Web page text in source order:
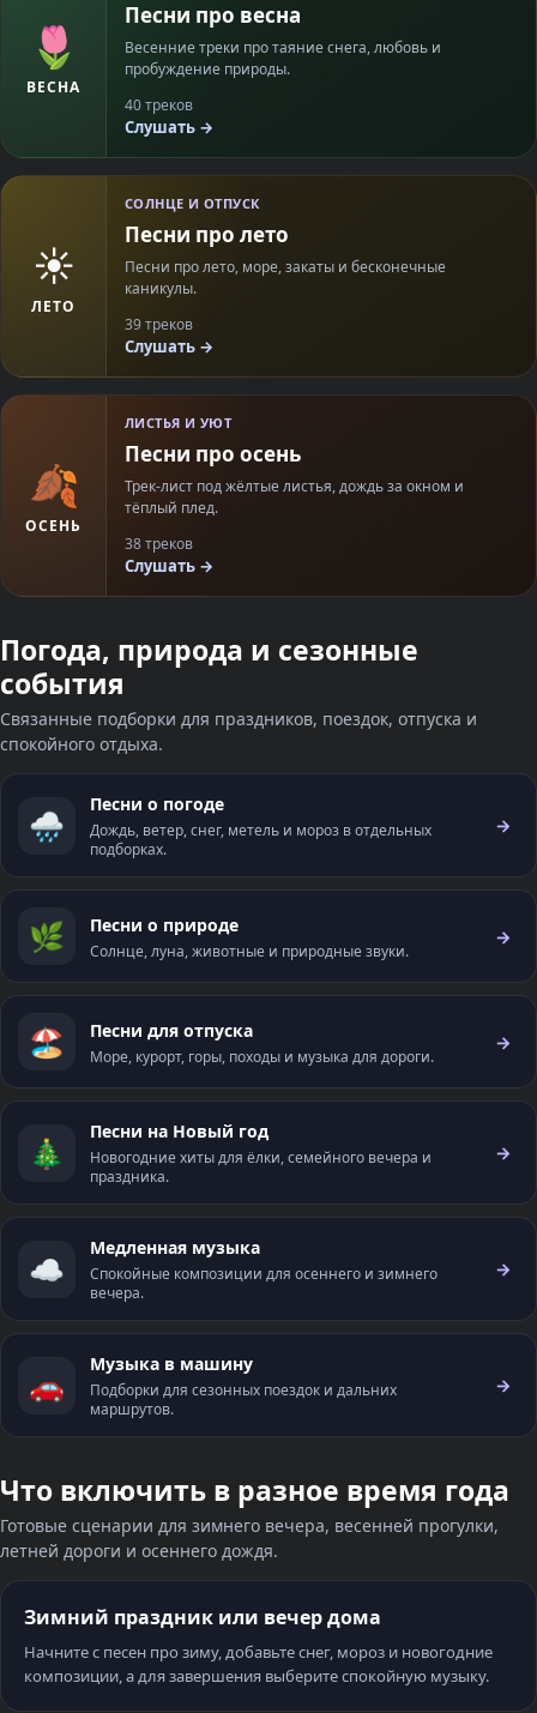
🌷
ВЕСНА
Песни про весна
Весенние треки про таяние снега, любовь и
пробуждение природы.
40 треков
Слушать →
☀️
ЛЕТО
СОЛНЦЕ И ОТПУСК
Песни про лето
Песни про лето, море, закаты и бесконечные
каникулы.
39 треков
Слушать →
🍂
ОСЕНЬ
ЛИСТЬЯ И УЮТ
Песни про осень
Трек-лист под жёлтые листья, дождь за окном и
тёплый плед.
38 треков
Слушать →
Погода, природа и сезонные
события
Связанные подборки для праздников, поездок, отпуска и
спокойного отдыха.
🌧️
Песни о погоде
Дождь, ветер, снег, метель и мороз в отдельных
подборках.
→
🌿 Песни о природе
Солнце, луна, животные и природные звуки.
→
🏖️ Песни для отпуска
Море, курорт, горы, походы и музыка для дороги.
→
🎄
Песни на Новый год
Новогодние хиты для ёлки, семейного вечера и
праздника.
→
☁️
Медленная музыка
Спокойные композиции для осеннего и зимнего
вечера.
→
🚗
Музыка в машину
Подборки для сезонных поездок и дальних
маршрутов.
→
Что включить в разное время года
Готовые сценарии для зимнего вечера, весенней прогулки,
летней дороги и осеннего дождя.
Зимний праздник или вечер дома
Начните с песен про зиму, добавьте снег, мороз и новогодние
композиции, а для завершения выберите спокойную музыку.